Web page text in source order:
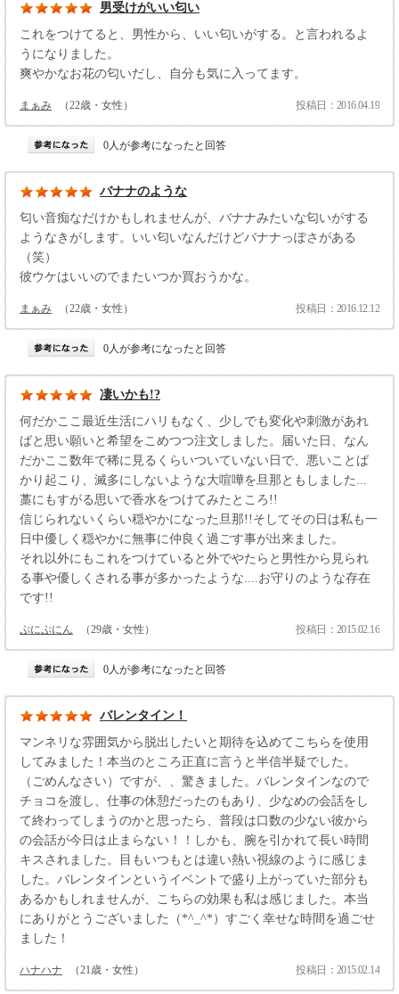
男受けがいい匂い
これをつけてると、男性から、いい匂いがする。と言われるよ
うになりました。
爽やかなお花の匂いだし、自分も気に入ってます。
まぁみ （22歳・女性） 投稿日：2016.04.19
0人が参考になったと回答
バナナのような
匂い音痴なだけかもしれませんが、バナナみたいな匂いがする
ようなきがします。いい匂いなんだけどバナナっぽさがある
（笑）
彼ウケはいいのでまたいつか買おうかな。
まぁみ （22歳・女性） 投稿日：2016.12.12
0人が参考になったと回答
凄いかも!?
何だかここ最近生活にハリもなく、少しでも変化や刺激があれ
ばと思い願いと希望をこめつつ注文しました。届いた日、なん
だかここ数年で稀に見るくらいついていない日で、悪いことば
かり起こり、滅多にしないような大喧嘩を旦那ともしました...
藁にもすがる思いで香水をつけてみたところ!!
信じられないくらい穏やかになった旦那!!そしてその日は私も一
日中優しく穏やかに無事に仲良く過ごす事が出来ました。
それ以外にもこれをつけていると外でやたらと男性から見られ
る事や優しくされる事が多かったような....お守りのような存在
です!!
ぷにぷにん （29歳・女性） 投稿日：2015.02.16
0人が参考になったと回答
バレンタイン！
マンネリな雰囲気から脱出したいと期待を込めてこちらを使用
してみました！本当のところ正直に言うと半信半疑でした。
（ごめんなさい）ですが、、驚きました。バレンタインなので
チョコを渡し、仕事の休憩だったのもあり、少なめの会話をし
て終わってしまうのかと思ったら、普段は口数の少ない彼から
の会話が今日は止まらない！！しかも、腕を引かれて長い時間
キスされました。目もいつもとは違い熱い視線のように感じま
した。バレンタインというイベントで盛り上がっていた部分も
あるかもしれませんが、こちらの効果も私は感じました。本当
にありがとうございました（*^_^*）すごく幸せな時間を過ごせ
ました！
ハナハナ （21歳・女性） 投稿日：2015.02.14